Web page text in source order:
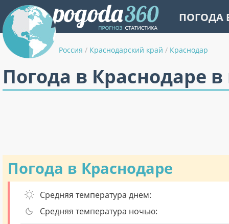
ПОГОДА
Россия / Краснодарский край / Краснодар
Погода в Краснодаре в
Погода в Краснодаре
Средняя температура днем:
Средняя температура ночью: